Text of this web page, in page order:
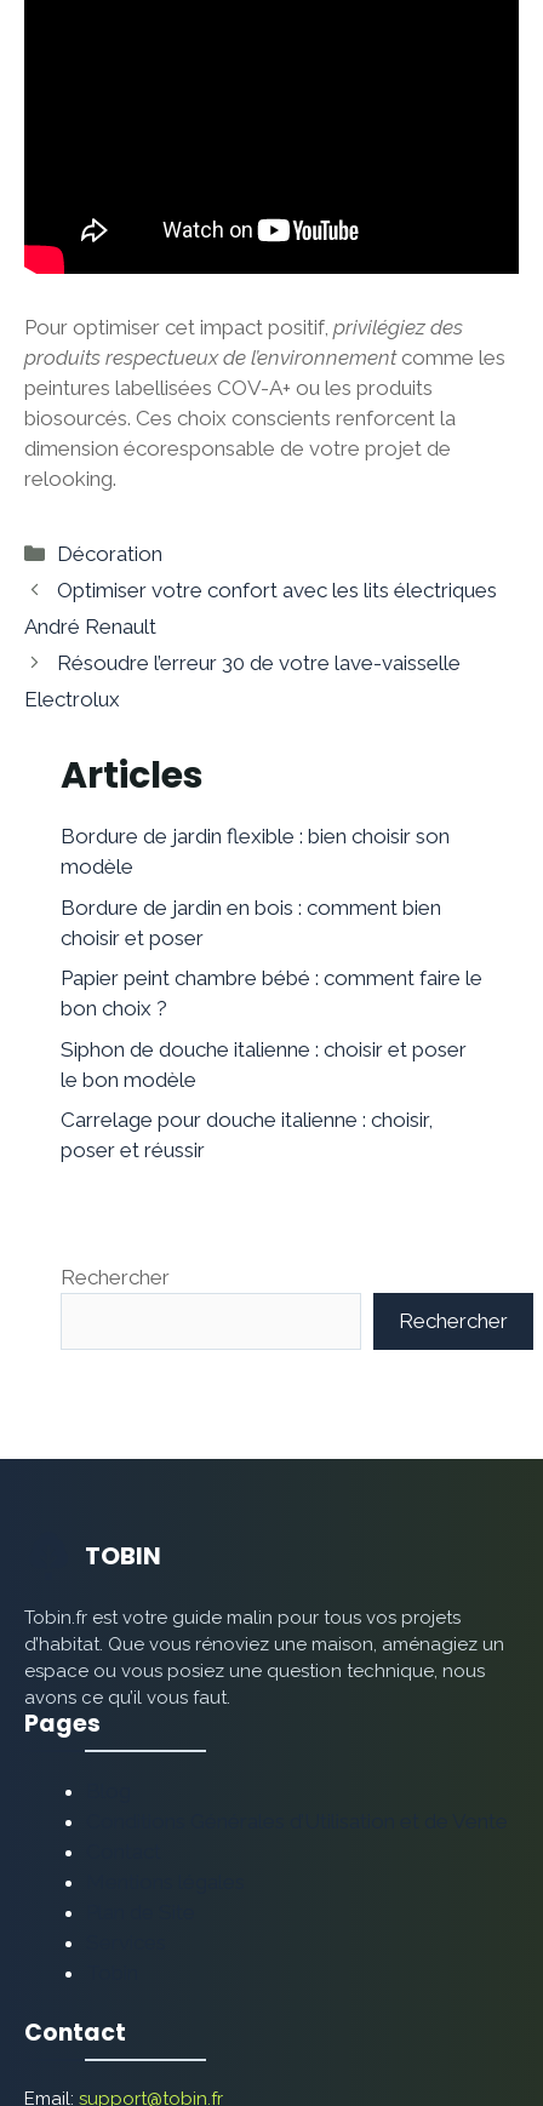
Pour optimiser cet impact positif, privilégiez des
produits respectueux de l’environnementcomme les
peintures labellisées COV-A+ ou les produits
biosourcés. Ces choix conscients renforcent la
dimension écoresponsable de votre projet de
relooking.
Catégories
Décoration
Optimiser votre confort avec les lits électriques
André Renault
Résoudre l’erreur 30 de votre lave-vaisselle
Electrolux
Articles
Bordure de jardin flexible : bien choisir son
modèle
Bordure de jardin en bois : comment bien
choisir et poser
Papier peint chambre bébé : comment faire le
bon choix ?
Siphon de douche italienne : choisir et poser
le bon modèle
Carrelage pour douche italienne : choisir,
poser et réussir
Rechercher
Rechercher
TOBIN
Tobin.fr est votre guide malin pour tous vos projets
d’habitat. Que vous rénoviez une maison, aménagiez un
espace ou vous posiez une question technique, nous
avons ce qu’il vous faut.
Pages
Contact
Email: support@tobin.fr